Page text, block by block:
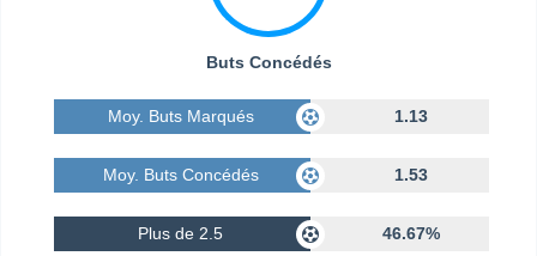
Buts Concédés
Moy. Buts Marqués 1.13
Moy. Buts Concédés 1.53
Plus de 2.5 46.67%